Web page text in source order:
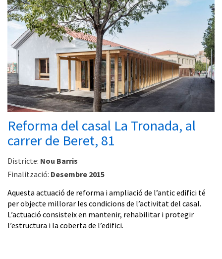
Reforma del casal La Tronada, al
carrer de Beret, 81
Districte: Nou Barris
Finalització: Desembre 2015
Aquesta actuació de reforma i ampliació de l’antic edifici té
per objecte millorar les condicions de l’activitat del casal.
L’actuació consisteix en mantenir, rehabilitar i protegir
l’estructura i la coberta de l’edifici.